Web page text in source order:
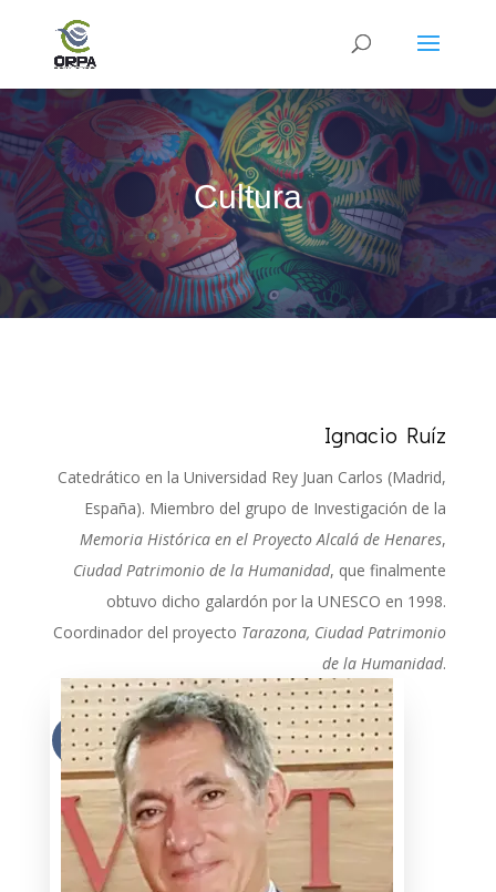
Cultura
Ignacio Ruíz
Catedrático en la Universidad Rey Juan Carlos (Madrid,
España). Miembro del grupo de Investigación de la
Memoria Histórica en el Proyecto Alcalá de Henares,
Ciudad Patrimonio de la Humanidad, que finalmente
obtuvo dicho galardón por la UNESCO en 1998.
Coordinador del proyecto Tarazona, Ciudad Patrimonio
de la Humanidad.
Más